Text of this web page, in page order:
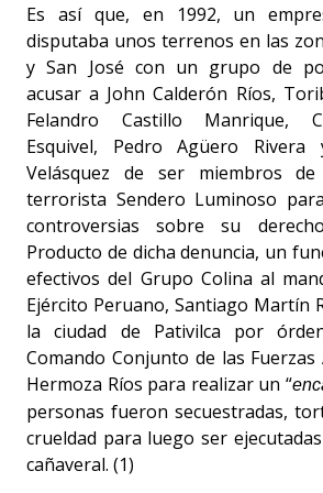
Es así que, en 1992, un
disputaba unos terrenos en las
y San José con un grupo de
acusar a John Calderón Ríos,
Felandro Castillo Manrique,
Esquivel, Pedro Agüero
Velásquez de ser miembros
terrorista Sendero Luminoso
controversias sobre su
Producto de dicha denuncia, un
efectivos del Grupo Colina al
Ejército Peruano, Santiago Martín
la ciudad de Pativilca por
Comando Conjunto de las Fuerzas
Hermoza Ríos para realizar un “
personas fueron secuestradas,
crueldad para luego ser
cañaveral. (1)